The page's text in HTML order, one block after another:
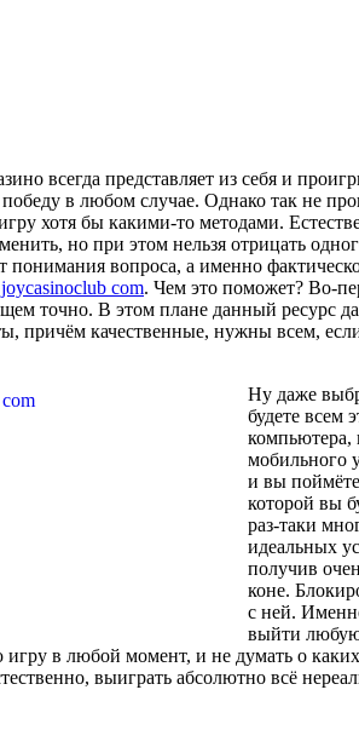
всегда представляет из себя и
в любом случае. Однако так не
хотя бы какими-то методами.
но при этом нельзя отрицать
понимания вопроса, а именно
joycasinoclub com. Чем это поможет? Во-
точно. В этом плане данный ресурс
причём качественные, нужны всем,
Ну даже
будете всем
компьютера,
мобильного
и вы
которой вы
раз-таки
идеальных
получив
коне.
с ней.
выйти любую
в любой момент, и не думать о
выиграть абсолютно всё